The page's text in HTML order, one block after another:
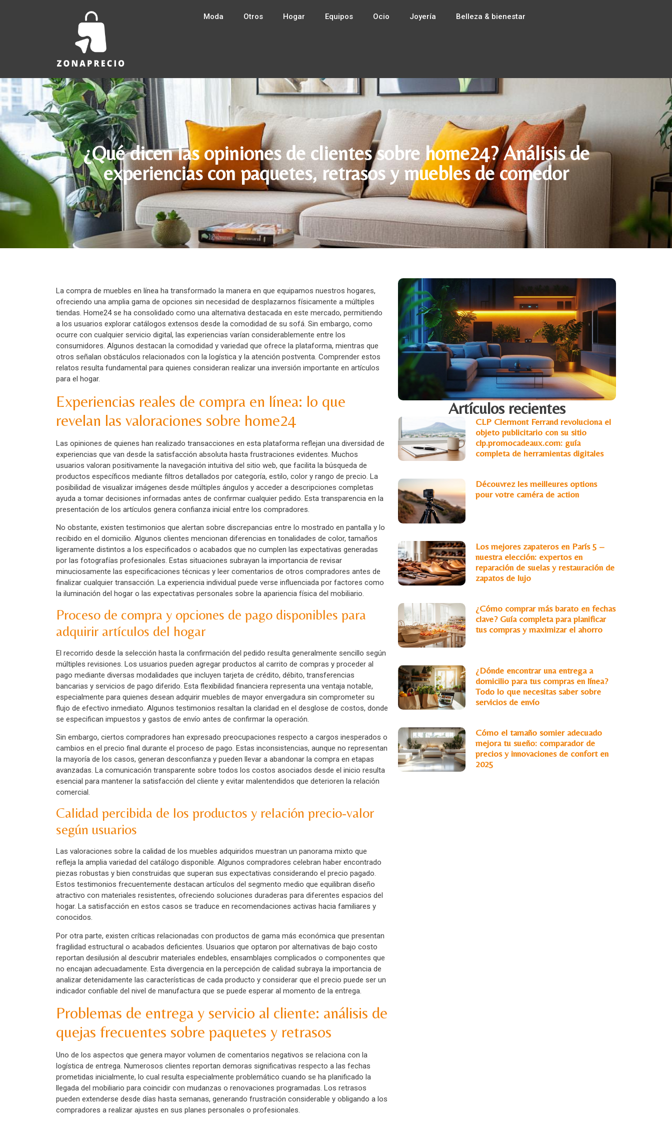
Moda Otros Hogar Equipos Ocio Joyería Belleza & bienestar
¿Qué dicen las opiniones de clientes sobre home24? Análisis de
experiencias con paquetes, retrasos y muebles de comedor
La compra de muebles en línea ha transformado la manera en que equipamos nuestros hogares,
ofreciendo una amplia gama de opciones sin necesidad de desplazarnos físicamente a múltiples
tiendas. Home24 se ha consolidado como una alternativa destacada en este mercado, permitiendo
a los usuarios explorar catálogos extensos desde la comodidad de su sofá. Sin embargo, como
ocurre con cualquier servicio digital, las experiencias varían considerablemente entre los
consumidores. Algunos destacan la comodidad y variedad que ofrece la plataforma, mientras que
otros señalan obstáculos relacionados con la logística y la atención postventa. Comprender estos
relatos resulta fundamental para quienes consideran realizar una inversión importante en artículos
para el hogar.
Experiencias reales de compra en línea: lo que
revelan las valoraciones sobre home24
Las opiniones de quienes han realizado transacciones en esta plataforma reflejan una diversidad de
experiencias que van desde la satisfacción absoluta hasta frustraciones evidentes. Muchos
usuarios valoran positivamente la navegación intuitiva del sitio web, que facilita la búsqueda de
productos específicos mediante filtros detallados por categoría, estilo, color y rango de precio. La
posibilidad de visualizar imágenes desde múltiples ángulos y acceder a descripciones completas
ayuda a tomar decisiones informadas antes de confirmar cualquier pedido. Esta transparencia en la
presentación de los artículos genera confianza inicial entre los compradores.
No obstante, existen testimonios que alertan sobre discrepancias entre lo mostrado en pantalla y lo
recibido en el domicilio. Algunos clientes mencionan diferencias en tonalidades de color, tamaños
ligeramente distintos a los especificados o acabados que no cumplen las expectativas generadas
por las fotografías profesionales. Estas situaciones subrayan la importancia de revisar
minuciosamente las especificaciones técnicas y leer comentarios de otros compradores antes de
finalizar cualquier transacción. La experiencia individual puede verse influenciada por factores como
la iluminación del hogar o las expectativas personales sobre la apariencia física del mobiliario.
Proceso de compra y opciones de pago disponibles para
adquirir artículos del hogar
El recorrido desde la selección hasta la confirmación del pedido resulta generalmente sencillo según
múltiples revisiones. Los usuarios pueden agregar productos al carrito de compras y proceder al
pago mediante diversas modalidades que incluyen tarjeta de crédito, débito, transferencias
bancarias y servicios de pago diferido. Esta flexibilidad financiera representa una ventaja notable,
especialmente para quienes desean adquirir muebles de mayor envergadura sin comprometer su
flujo de efectivo inmediato. Algunos testimonios resaltan la claridad en el desglose de costos, donde
se especifican impuestos y gastos de envío antes de confirmar la operación.
Sin embargo, ciertos compradores han expresado preocupaciones respecto a cargos inesperados o
cambios en el precio final durante el proceso de pago. Estas inconsistencias, aunque no representan
la mayoría de los casos, generan desconfianza y pueden llevar a abandonar la compra en etapas
avanzadas. La comunicación transparente sobre todos los costos asociados desde el inicio resulta
esencial para mantener la satisfacción del cliente y evitar malentendidos que deterioren la relación
comercial.
Calidad percibida de los productos y relación precio-valor
según usuarios
Las valoraciones sobre la calidad de los muebles adquiridos muestran un panorama mixto que
refleja la amplia variedad del catálogo disponible. Algunos compradores celebran haber encontrado
piezas robustas y bien construidas que superan sus expectativas considerando el precio pagado.
Estos testimonios frecuentemente destacan artículos del segmento medio que equilibran diseño
atractivo con materiales resistentes, ofreciendo soluciones duraderas para diferentes espacios del
hogar. La satisfacción en estos casos se traduce en recomendaciones activas hacia familiares y
conocidos.
Por otra parte, existen críticas relacionadas con productos de gama más económica que presentan
fragilidad estructural o acabados deficientes. Usuarios que optaron por alternativas de bajo costo
reportan desilusión al descubrir materiales endebles, ensamblajes complicados o componentes que
no encajan adecuadamente. Esta divergencia en la percepción de calidad subraya la importancia de
analizar detenidamente las características de cada producto y considerar que el precio puede ser un
indicador confiable del nivel de manufactura que se puede esperar al momento de la entrega.
Problemas de entrega y servicio al cliente: análisis de
quejas frecuentes sobre paquetes y retrasos
Uno de los aspectos que genera mayor volumen de comentarios negativos se relaciona con la
logística de entrega. Numerosos clientes reportan demoras significativas respecto a las fechas
prometidas inicialmente, lo cual resulta especialmente problemático cuando se ha planificado la
llegada del mobiliario para coincidir con mudanzas o renovaciones programadas. Los retrasos
pueden extenderse desde días hasta semanas, generando frustración considerable y obligando a los
compradores a realizar ajustes en sus planes personales o profesionales.
Artículos recientes
CLP Clermont Ferrand revoluciona el
objeto publicitario con su sitio
clp.promocadeaux.com: guía
completa de herramientas digitales
Découvrez les meilleures options
pour votre caméra de action
Los mejores zapateros en París 5 –
nuestra elección: expertos en
reparación de suelas y restauración de
zapatos de lujo
¿Cómo comprar más barato en fechas
clave? Guía completa para planificar
tus compras y maximizar el ahorro
¿Dónde encontrar una entrega a
domicilio para tus compras en línea?
Todo lo que necesitas saber sobre
servicios de envío
Cómo el tamaño somier adecuado
mejora tu sueño: comparador de
precios y innovaciones de confort en
2025